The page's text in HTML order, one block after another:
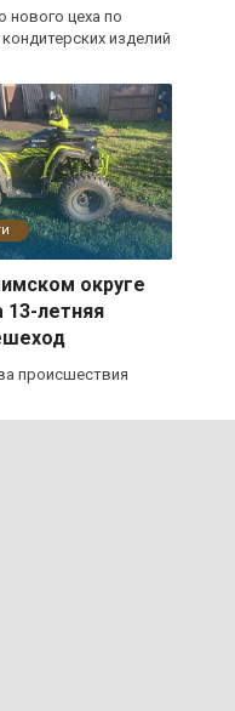
нового цеха по
изделий
округе
13-летняя
происшествия